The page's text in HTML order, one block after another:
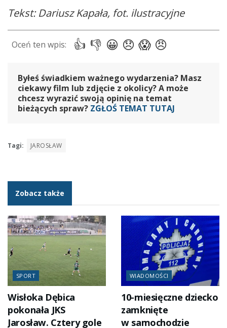
Tekst: Dariusz Kapała, fot. ilustracyjne
Byłeś świadkiem ważnego wydarzenia? Masz
ciekawy film lub zdjęcie z okolicy? A może
chcesz wyrazić swoją opinię na temat
bieżących spraw? ZGŁOŚ TEMAT TUTAJ
Tagi: JAROSŁAW
Zobacz także
SPORT
Wisłoka Dębica
pokonała JKS
Jarosław. Cztery gole
WIADOMOŚCI
10-miesięczne dziecko
zamknięte
w samochodzie